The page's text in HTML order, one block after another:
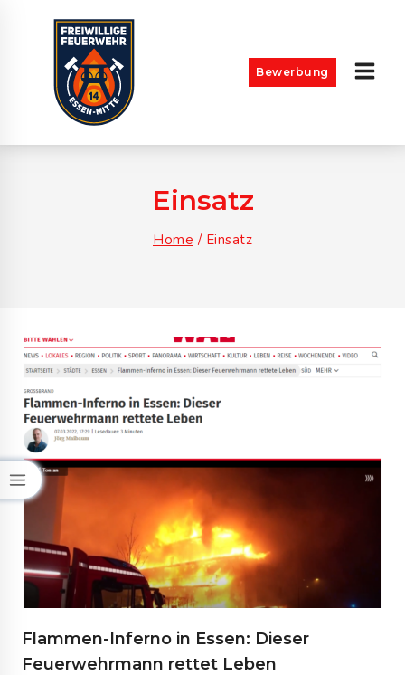
Bewerbung
Einsatz
Home / Einsatz
Flammen-Inferno in Essen: Dieser
Feuerwehrmann rettet Leben